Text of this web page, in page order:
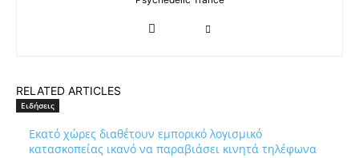
RELATED ARTICLES
Ειδήσεις
Εκατό χώρες διαθέτουν εμπορικό λογισμικό
κατασκοπείας ικανό να παραβιάσει κινητά τηλέφωνα